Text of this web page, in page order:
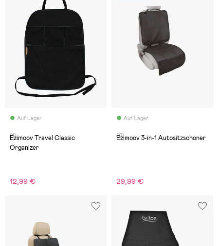
Auf Lager
(1)
Ezimoov Travel Classic
Organizer
12,99 €
Auf Lager
(0)
Ezimoov 3-in-1 Autositzschoner
29,99 €